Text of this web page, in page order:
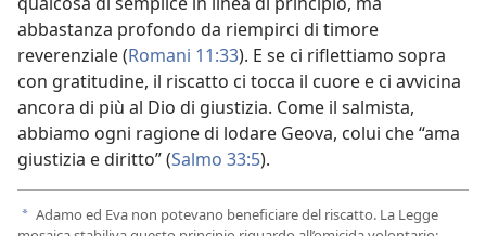
abbastanza profondo da riempirci di timore
reverenziale (Romani 11:33). E se ci riflettiamo sopra
con gratitudine, il riscatto ci tocca il cuore e ci avvicina
ancora di più al Dio di giustizia. Come il salmista,
abbiamo ogni ragione di lodare Geova, colui che “ama
giustizia e diritto” (Salmo 33:5).
a Adamo ed Eva non potevano beneficiare del riscatto. La Legge